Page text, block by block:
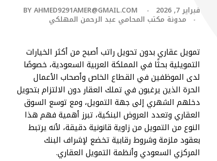
فبراير 7, 2026 BYAHMED9291AMER@GMAIL.COM
مدونة مكتب المحامي عبد الرحمن المهلكي
تمويل عقاري بدون تحويل راتب أصبح من أكثر الخيارات
التمويلية بحثًا في المملكة العربية السعودية، خصوصًا
لدى الموظفين في القطاع الخاص وأصحاب الأعمال
الحرة الذين يرغبون في تملك العقار دون الالتزام بتحويل
دخلهم الشهري إلى جهة التمويل، ومع توسع السوق
العقاري وتعدد العروض البنكية، تبرز أهمية فهم هذا
النوع من التمويل من زاوية قانونية دقيقة، لأنه يرتبط
بعقود ملزمة وشروط رقابية تخضع لإشراف البنك
المركزي السعودي وأنظمة التمويل العقاري.